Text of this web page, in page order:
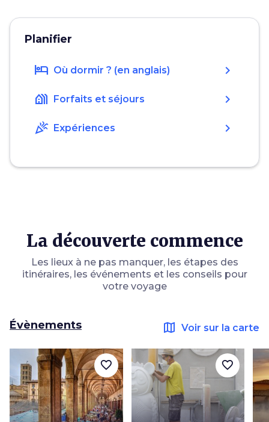
Planifier
hotel Où dormir ? (en anglais) chevron_right
holiday_village Forfaits et séjours chevron_right
celebration Expériences chevron_right
La découverte commence
Les lieux à ne pas manquer, les étapes des
itinéraires, les événements et les conseils pour
votre voyage
Évènements map Voir sur la carte
favorite_border favorite_border